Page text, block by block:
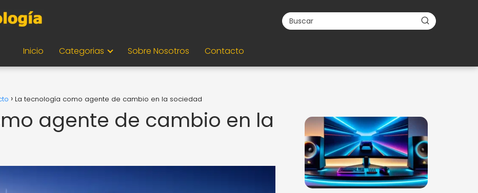
Inicio Categorias Sobre Nosotros Contacto
La tecnología como agente de cambio en la sociedad
agente de cambio en la